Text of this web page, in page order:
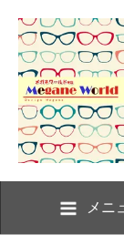
メニ